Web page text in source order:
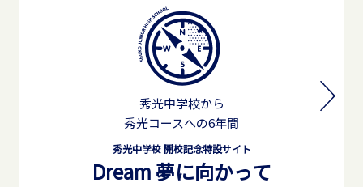
秀光中学校から
秀光コースへの6年間
秀光中学校 開校記念特設サイト
Dream 夢に向かって